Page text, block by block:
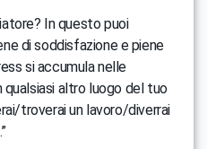
In questo puoi
di soddisfazione e piene
si accumula nelle
altro luogo del tuo
troverai un lavoro/diverrai